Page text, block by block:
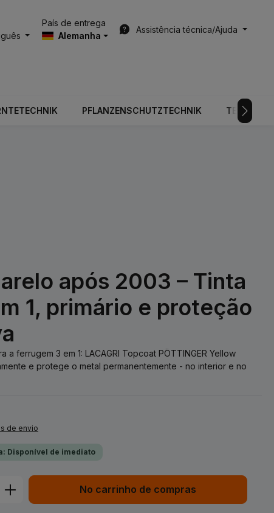
País de entrega
Alemanha
Assistência técnica/Ajuda
PFLANZENSCHUTZTECHNIK
após 2003 – Tinta
1, primário e proteção
ferrugem 3 em 1: LACAGRI Topcoat PÖTTINGER Yellow
e protege o metal permanentemente - no interior e no
de envio
Disponível de imediato
Insira a quantidade desejada
No carrinho de compras